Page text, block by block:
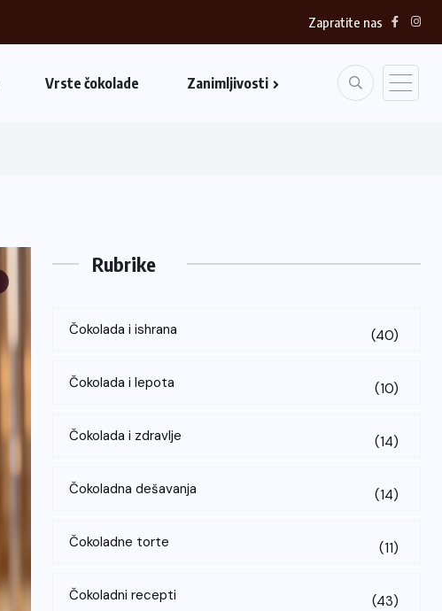
Zapratite nas
Vrste čokolade Zanimljivosti
Rubrike
Čokolada i ishrana (40)
Čokolada i lepota (10)
Čokolada i zdravlje (14)
Čokoladna dešavanja (14)
Čokoladne torte (11)
Čokoladni recepti (43)